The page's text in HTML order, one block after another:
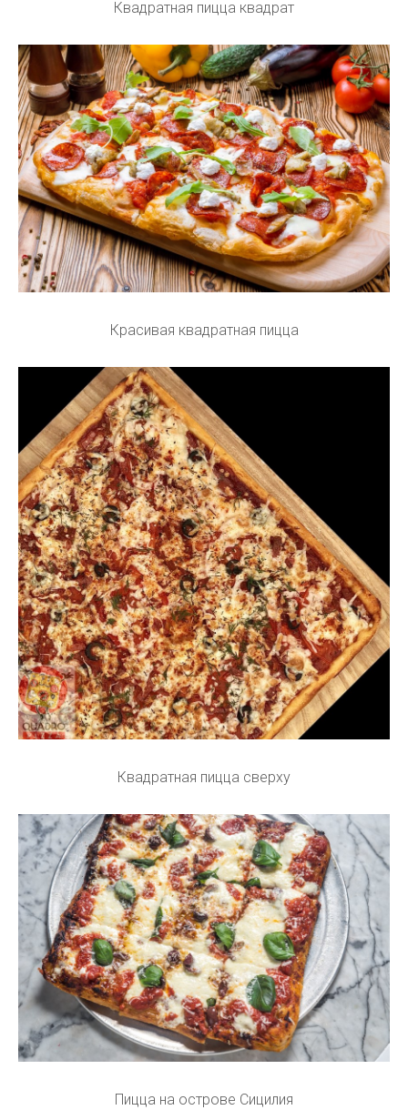
Квадратная пицца квадрат
Красивая квадратная пицца
Квадратная пицца сверху
Пицца на острове Сицилия